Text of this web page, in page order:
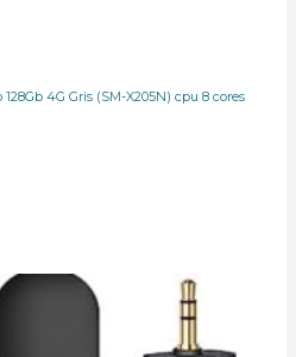
4G Gris (SM-X205N) cpu 8 cores